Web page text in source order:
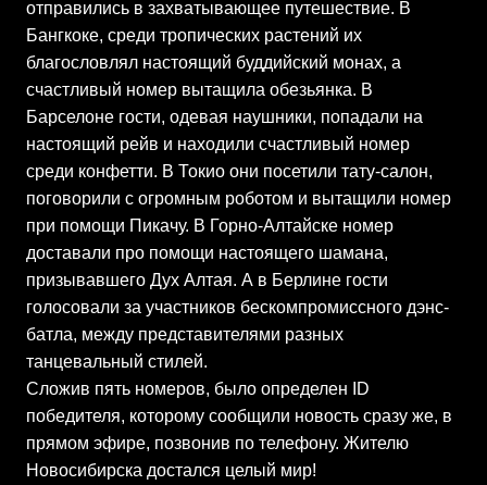
отправились в захватывающее путешествие. В
Бангкоке, среди тропических растений их
благословлял настоящий буддийский монах, а
счастливый номер вытащила обезьянка. В
Барселоне гости, одевая наушники, попадали на
настоящий рейв и находили счастливый номер
среди конфетти. В Токио они посетили тату-салон,
поговорили с огромным роботом и вытащили номер
при помощи Пикачу. В Горно-Алтайске номер
доставали про помощи настоящего шамана,
призывавшего Дух Алтая. А в Берлине гости
голосовали за участников бескомпромиссного дэнс-
батла, между представителями разных
танцевальный стилей.
Сложив пять номеров, было определен ID
победителя, которому сообщили новость сразу же, в
прямом эфире, позвонив по телефону. Жителю
Новосибирска достался целый мир!